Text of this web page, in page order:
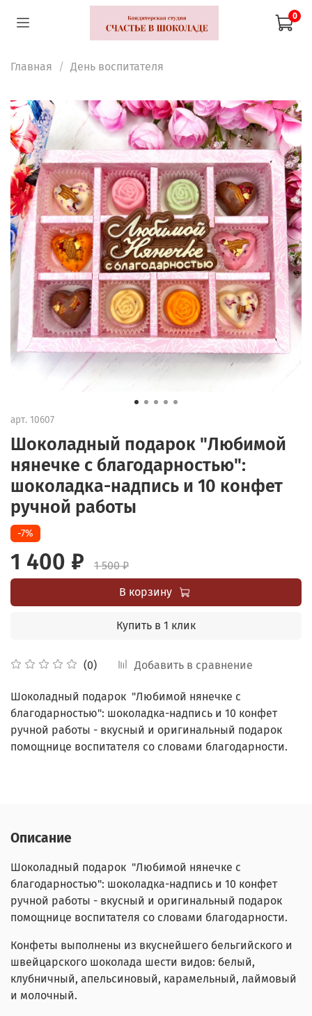
0
Главная День воспитателя
арт. 10607
Шоколадный подарок "Любимой
нянечке с благодарностью":
шоколадка-надпись и 10 конфет
ручной работы
(0) Добавить в сравнение
-7%
1 400 ₽
1 500 ₽
В корзину
Купить в 1 клик
Шоколадный подарок "Любимой нянечке с
благодарностью": шоколадка-надпись и 10 конфет
ручной работы - вкусный и оригинальный подарок
помощнице воспитателя со словами благодарности.
Описание
Шоколадный подарок "Любимой нянечке с
благодарностью": шоколадка-надпись и 10 конфет
ручной работы - вкусный и оригинальный подарок
помощнице воспитателя со словами благодарности.
Конфеты выполнены из вкуснейшего бельгийского и
швейцарского шоколада шести видов: белый,
клубничный, апельсиновый, карамельный, лаймовый
и молочный.